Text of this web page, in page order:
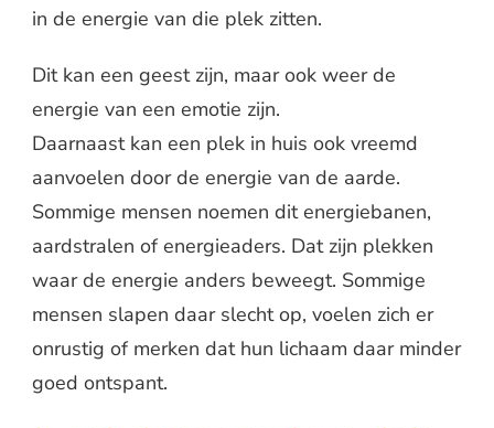
in de energie van die plek zitten.
Dit kan een geest zijn, maar ook weer de
energie van een emotie zijn.
Daarnaast kan een plek in huis ook vreemd
aanvoelen door de energie van de aarde.
Sommige mensen noemen dit energiebanen,
aardstralen of energieaders. Dat zijn plekken
waar de energie anders beweegt. Sommige
mensen slapen daar slecht op, voelen zich er
onrustig of merken dat hun lichaam daar minder
goed ontspant.